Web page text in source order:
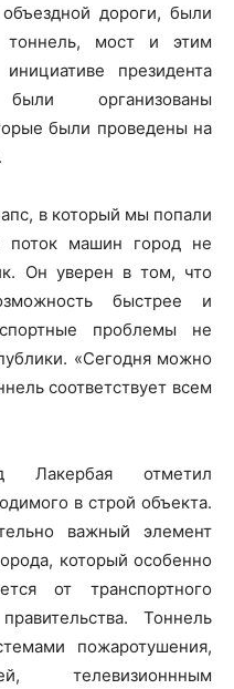
дороги, были
тоннель, мост и этим
президента
организованы
были проведены на
в который мы попали
машин город не
Он уверен в том, что
быстрее и
проблемы не
«Сегодня можно
соответствует всем
Лакербая отметил
в строй объекта.
важный элемент
который особенно
от транспортного
Тоннель
пожаротушения,
телевизионнным